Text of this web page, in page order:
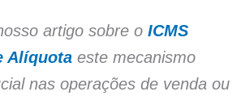
artigo sobre o ICMS
Alíquotaeste mecanismo
nas operações de venda ou